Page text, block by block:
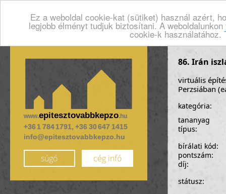
Ez a weboldal cookie-kat (sütiket) használ azért,
legjobb élményt tudjuk biztosítani. A
cookie-k használatához.
www.epitesztovabbkepzo.hu
+36 1 784 1791, +36 30 647 1415
info@epitesztovabbkepzo.hu
súgó cég infó
86. Irán
virtuális
Perzsiában
kategória:
tananyag
típus:
bírálati kód:
pontszám:
díj:
státusz: